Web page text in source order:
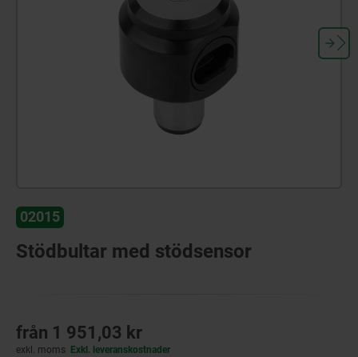
02015
Stödbultar med stödsensor
från 1 951,03 kr
exkl. moms Exkl. leveranskostnader